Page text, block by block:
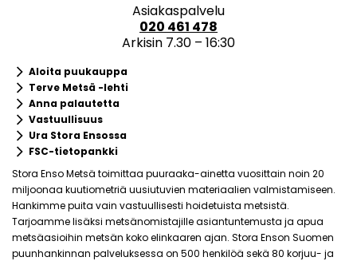
Asiakaspalvelu
020 461 478
Arkisin 7.30 – 16:30
keyboard_arrow_rightAloita puukauppa
keyboard_arrow_rightTerve Metsä -lehti
keyboard_arrow_rightAnna palautetta
keyboard_arrow_rightVastuullisuus
keyboard_arrow_rightUra Stora Ensossa
keyboard_arrow_rightFSC-tietopankki
Stora Enso Metsä toimittaa puuraaka-ainetta vuosittain noin 20
miljoonaa kuutiometriä uusiutuvien materiaalien valmistamiseen.
Hankimme puita vain vastuullisesti hoidetuista metsistä.
Tarjoamme lisäksi metsänomistajille asiantuntemusta ja apua
metsäasioihin metsän koko elinkaaren ajan. Stora Enson Suomen
puunhankinnan palveluksessa on 500 henkilöä sekä 80 korjuu- ja